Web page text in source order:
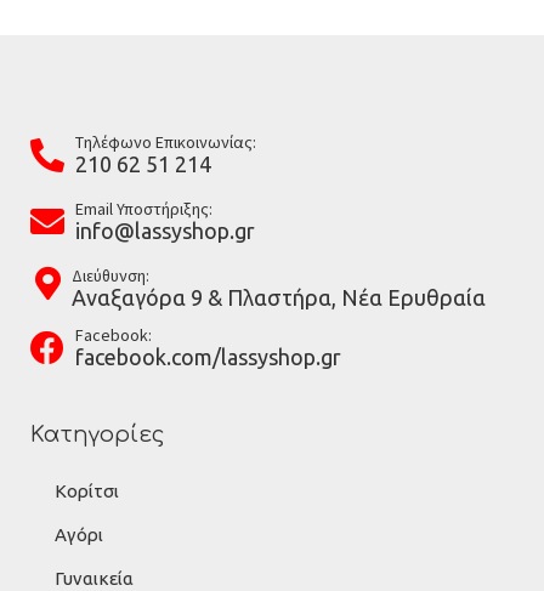
Tηλέφωνο Επικοινωνίας:
210 62 51 214
Email Υποστήριξης:
info@lassyshop.gr
Διεύθυνση:
Αναξαγόρα 9 & Πλαστήρα, Νέα Ερυθραία
Facebook:
facebook.com/lassyshop.gr
Κατηγορίες
Κορίτσι
Αγόρι
Γυναικεία